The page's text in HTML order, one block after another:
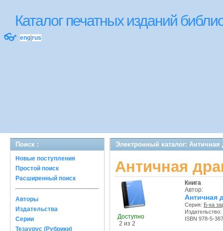
Каталог печатных изданий
👓 eng rus
Поиск :
Новые поступления
Простой поиск
Расширенный поиск
Авторы
Издательства
Серии
Тезаурус (Рубрики)
Электронный каталог: Античная
Античная
Доступно
2 из 2
Книга
Автор:
Античная
Серия: Б-ка
Издательство:
ISBN 978-5-